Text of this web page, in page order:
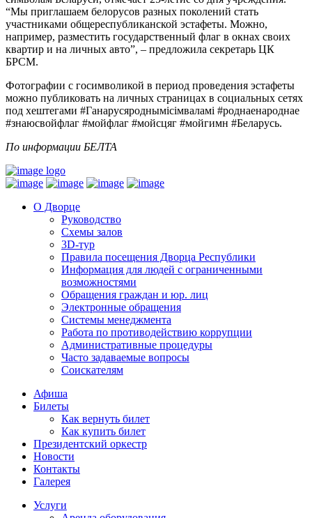
“Мы приглашаем белорусов разных поколений стать
участниками общереспубликанской эстафеты. Можно,
например, разместить государственный флаг в окнах своих
квартир и на личных авто”, – предложила секретарь ЦК
БРСМ.
Фотографии с госимволикой в период проведения эстафеты
можно публиковать на личных страницах в социальных сетях
под хештегами #Ганарусяроднымiсімваламi #роднаенароднае
#знаюсвойфлаг #мойфлаг #мойсцяг #мойгимн #Беларусь.
По информации БЕЛТА
О Дворце
Руководство
Схемы залов
3D-тур
Правила посещения Дворца Республики
Информация для людей с ограниченными
возможностями
Обращения граждан и юр. лиц
Электронные обращения
Системы менеджмента
Работа по противодействию коррупции
Административные процедуры
Часто задаваемые вопросы
Соискателям
Афиша
Билеты
Как вернуть билет
Как купить билет
Президентский оркестр
Новости
Контакты
Галерея
Услуги